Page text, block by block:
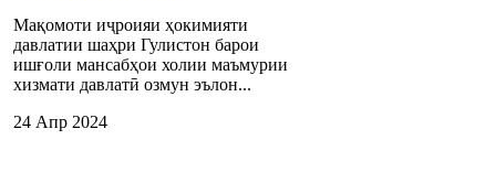
Мақомоти иҷроияи ҳокимияти
давлатии шаҳри Гулистон барои
ишғоли мансабҳои холии маъмурии
хизмати давлатӣ озмун эълон...
24 Апр 2024